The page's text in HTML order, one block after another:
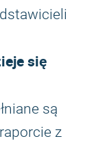
się
są
z